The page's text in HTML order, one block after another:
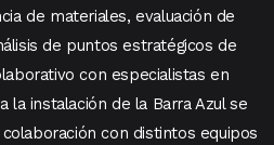
de materiales, evaluación de
de puntos estratégicos de
con especialistas en
la instalación de la Barra Azul se
con distintos equipos